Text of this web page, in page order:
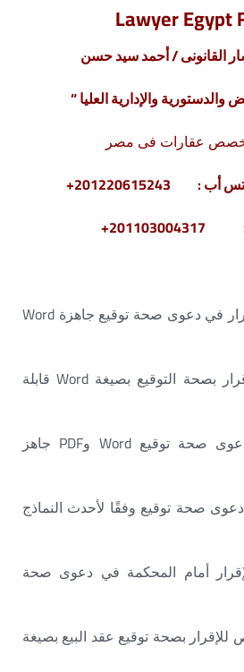
القانونى / أحمد سيد حسن
والدستورية والإدارية العليا “
عقارات فى مصر
صيغة توكيل خاص بالإقرار في دعوى صحة توقيع جاهزة Word
نموذج توكيل خاص للإقرار بصحة التوقيع بصيغة Word قابلة
تحميل توكيل خاص بدعوى صحة توقيع Word وPDF جاهز
صحة توقيع وفقًا لأحدث النماذج
أمام المحكمة في دعوى صحة
بصحة توقيع عقد البيع بصيغة